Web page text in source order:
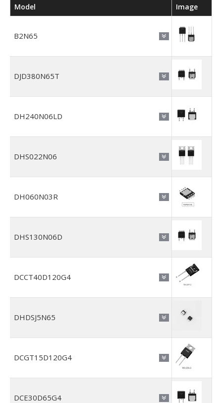
Image
Model
B2N65
DJD380N65T
DH240N06LD
DHS022N06
DH060N03R
DHS130N06D
DCCT40D120G4
DHDSJ5N65
DCGT15D120G4
DCE30D65G4